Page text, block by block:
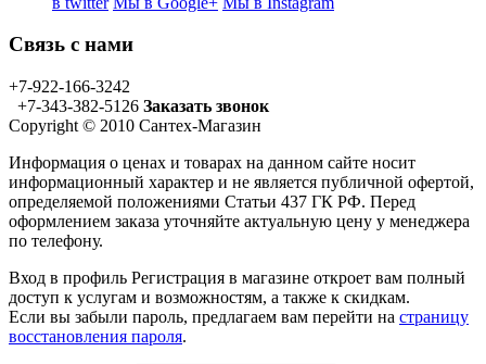
Связь с нами
+7-922-166-3242
+7-343-382-5126 Заказать звонок
Copyright © 2010 Сантех-Магазин
Информация о ценах и товарах на данном сайте носит
информационный характер и не является публичной офертой,
определяемой положениями Статьи 437 ГК РФ. Перед
оформлением заказа уточняйте актуальную цену у менеджера
по телефону.
Вход в профиль Регистрация в магазине откроет вам полный
доступ к услугам и возможностям, а также к скидкам.
Если вы забыли пароль, предлагаем вам перейти на страницу
восстановления пароля.